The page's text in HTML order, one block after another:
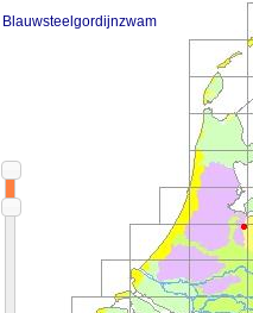
Blauwsteelgordijnzwam